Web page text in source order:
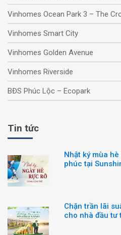
Vinhomes Ocean Park 3 – The
Vinhomes Smart City
Vinhomes Golden Avenue
Vinhomes Riverside
BĐS Phúc Lộc – Ecopark
Tin tức
Nhật ký mùa
phúc tại
Chặn trần lãi
cho nhà đầu tư